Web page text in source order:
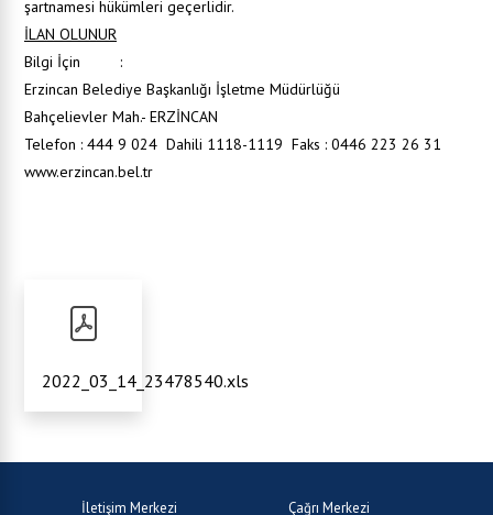
şartnamesi hükümleri geçerlidir.
İLAN OLUNUR
Bilgi İçin :
Erzincan Belediye Başkanlığı İşletme Müdürlüğü
Bahçelievler Mah.- ERZİNCAN
Telefon : 444 9 024 Dahili 1118-1119 Faks : 0446 223 26 31
www.erzincan.bel.tr
2022_03_14_23478540.xls
İletişim Merkezi Çağrı Merkezi